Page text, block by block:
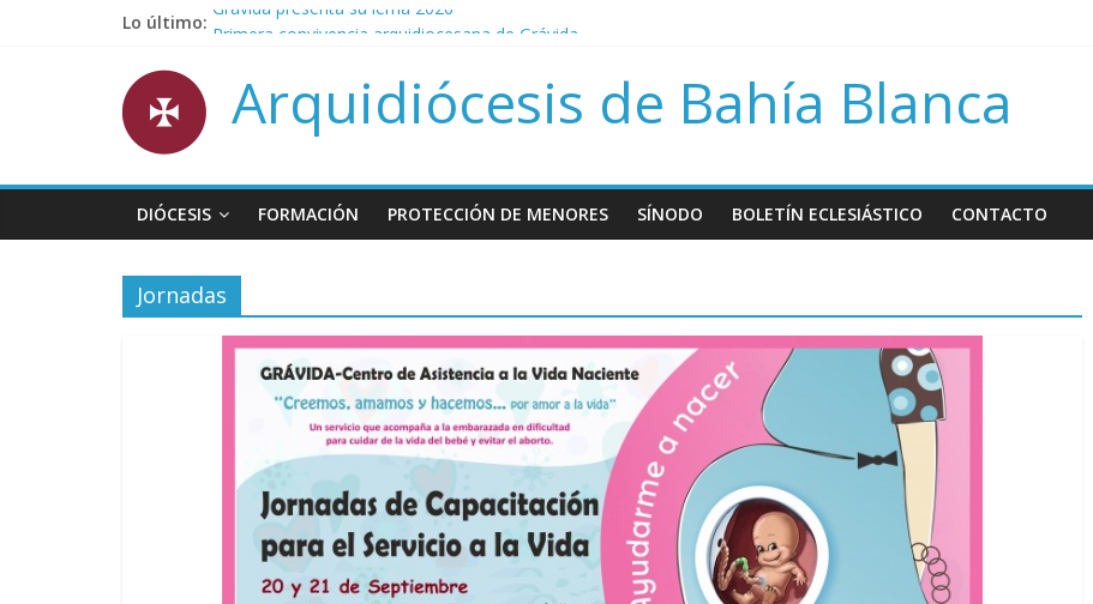
Lo último: Grávida presenta su lema 2026
Invitación al lanzamiento de la cátedra libre Papa Francisco
Mensaje pascual a todo el Pueblo fiel
Mensaje de la Pastoral de la Vida con ocasión del día del niño por nacer
Arquidiócesis de Bahía Blanca
DIÓCESIS FORMACIÓN PROTECCIÓN DE MENORES SÍNODO BOLETÍN ECLESIÁSTICO CONTACTO
Jornadas